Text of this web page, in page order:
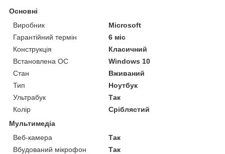
Основні
Виробник
Microsoft
Гарантійний термін
6 міс
Конструкція
Класичний
Встановлена ОС
Windows 10
Стан
Вживаний
Тип
Ноутбук
Ультрабук
Так
Колір
Сріблястий
Мультимедіа
Веб-камера
Так
Вбудований мікрофон
Так